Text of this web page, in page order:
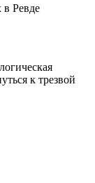
к трезвой